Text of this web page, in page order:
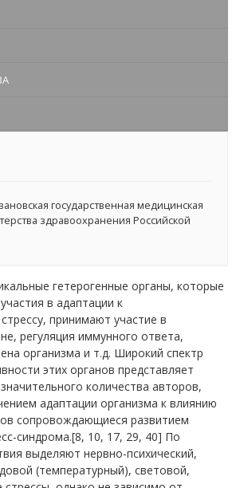
государственная медицинская
здравоохранения Российской
гетерогенные органы, которые
в адаптации к
принимают участие в
регуляция иммунного ответа,
организма и т.д. Широкий спектр
этих органов представляет
количества авторов,
адаптации организма к влиянию
сопровождающиеся развитием
синдрома.[8, 10, 17, 29, 40] По
выделяют нервно-психический,
(температурный), световой,